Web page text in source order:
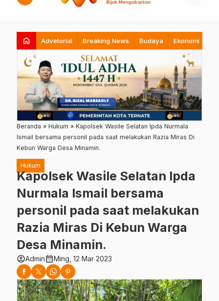
home Advetorial Breaking News Budaya Ekonomi
Beranda » Hukum » Kapolsek Wasile Selatan Ipda Nurmala
Ismail bersama personil pada saat melakukan Razia Miras Di
Kebun Warga Desa Minamin.
Hukum
Kapolsek Wasile Selatan Ipda
Nurmala Ismail bersama
personil pada saat melakukan
Razia Miras Di Kebun Warga
Desa Minamin.
account_circleAdmincalendar_monthMing, 12 Mar 2023